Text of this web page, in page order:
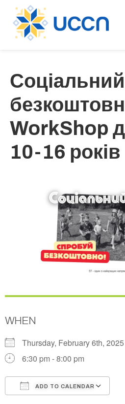
Соціальний
WorkShop
10-16 років
WHEN
Thursday, February 6th,
6:30 pm - 8:00 pm
ADD TO CALENDAR